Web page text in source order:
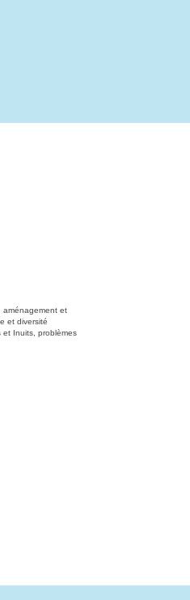
aménagement et
et diversité
et Inuits, problèmes